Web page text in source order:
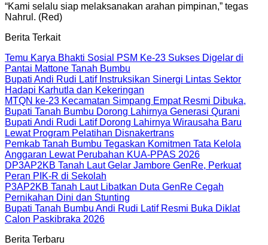
“Kami selalu siap melaksanakan arahan pimpinan,” tegas
Nahrul. (Red)
Berita Terkait
Temu Karya Bhakti Sosial PSM Ke-23 Sukses Digelar di
Pantai Mattone Tanah Bumbu
Bupati Andi Rudi Latif Instruksikan Sinergi Lintas Sektor
Hadapi Karhutla dan Kekeringan
MTQN ke-23 Kecamatan Simpang Empat Resmi Dibuka,
Bupati Tanah Bumbu Dorong Lahirnya Generasi Qurani
Bupati Andi Rudi Latif Dorong Lahirnya Wirausaha Baru
Lewat Program Pelatihan Disnakertrans
Pemkab Tanah Bumbu Tegaskan Komitmen Tata Kelola
Anggaran Lewat Perubahan KUA-PPAS 2026
DP3AP2KB Tanah Laut Gelar Jambore GenRe, Perkuat
Peran PIK-R di Sekolah
P3AP2KB Tanah Laut Libatkan Duta GenRe Cegah
Pernikahan Dini dan Stunting
Bupati Tanah Bumbu Andi Rudi Latif Resmi Buka Diklat
Calon Paskibraka 2026
Berita Terbaru